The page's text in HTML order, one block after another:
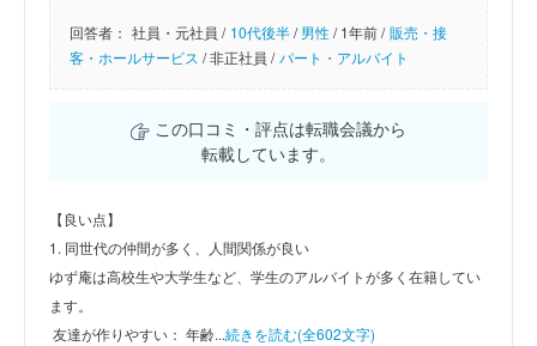
回答者： 社員・元社員 / 10代後半/男性/1年前 / 販売・接
客・ホールサービス /非正社員 / パート・アルバイト
この口コミ・評点は転職会議から
転載しています。
【良い点】
1. 同世代の仲間が多く、人間関係が良い
ゆず庵は高校生や大学生など、学生のアルバイトが多く在籍してい
ます。
友達が作りやすい： 年齢...続きを読む(全602文字)